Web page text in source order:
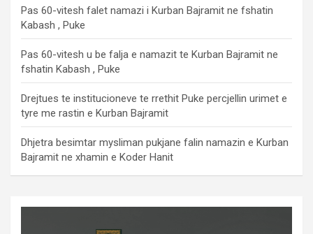
Pas 60-vitesh falet namazi i Kurban Bajramit ne fshatin
Kabash , Puke
Pas 60-vitesh u be falja e namazit te Kurban Bajramit ne
fshatin Kabash , Puke
Drejtues te institucioneve te rrethit Puke percjellin urimet e
tyre me rastin e Kurban Bajramit
Dhjetra besimtar mysliman pukjane falin namazin e Kurban
Bajramit ne xhamin e Koder Hanit